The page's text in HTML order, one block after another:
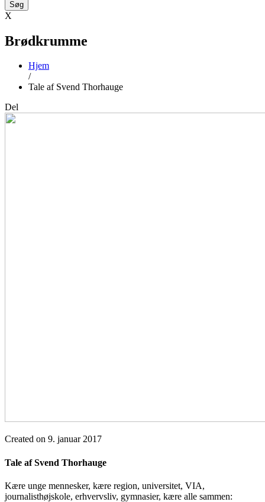
X
Brødkrumme
Hjem
/
Tale af Svend Thorhauge
Del
Created on 9. januar 2017
Tale af Svend Thorhauge
Kære unge mennesker, kære region, universitet, VIA,
journalisthøjskole, erhvervsliv, gymnasier, kære alle sammen: